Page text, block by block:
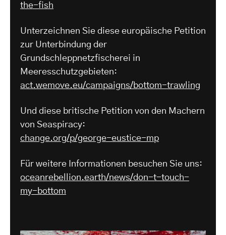
the-fish
Unterzeichnen Sie diese europäische Petition
zur Unterbindung der
Grundschleppnetzfischerei in
Meeresschutzgebieten:
act.wemove.eu/campaigns/bottom-trawling
Und diese britische Petition von den Machern
von Seaspiracy:
change.org/p/george-eustice-mp
Für weitere Informationen besuchen Sie uns:
oceanrebellion.earth/news/don-t-touch-
my-bottom